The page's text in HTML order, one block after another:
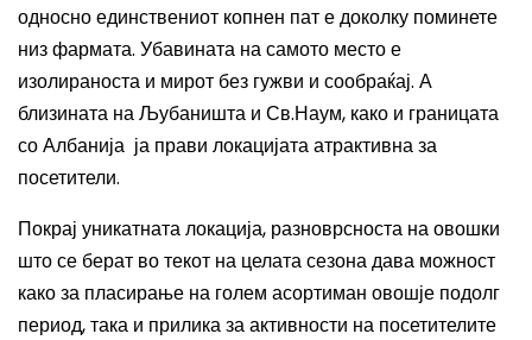
односно единствениот копнен пат едоколку поминете
низ фармата. Убавината на самото место е
изолираноста и мирот без гужви и сообраќај. А
близината на Љубаништа и Св.Наум, како и границата
со Албанија ја прави локацијата атрактивна за
посетители.
Покрај уникатната локација, разноврсноста на овошки
што се берат во текот на целата сезона дава можност
како за пласирање на голем асортиман овошје подолг
период, така и прилика за активности на посетителите